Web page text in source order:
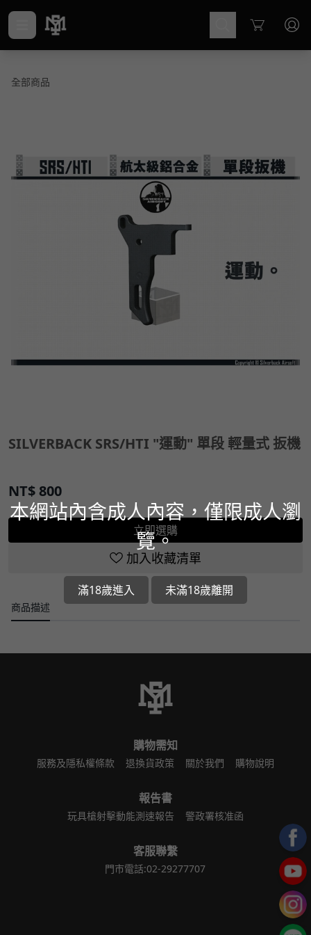
Cart
全部商品
SILVERBACK SRS/HTI "運動" 單段 輕量式 扳機
NT$800
立即選購
加入收藏清單
商品描述
購物需知
服務及隱私權條款 退換貨政策 關於我們 購物說明
報告書
玩具槍射擊動能測速報告 警政署核准函
客服聯繫
門市電話:02-29277707
本網站內含成人內容，僅限成人瀏
覽。
滿18歲進入 未滿18歲離開